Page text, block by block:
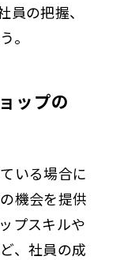
の把握、
。
ップの
いる場合に
機会を提供
プスキルや
、社員の成